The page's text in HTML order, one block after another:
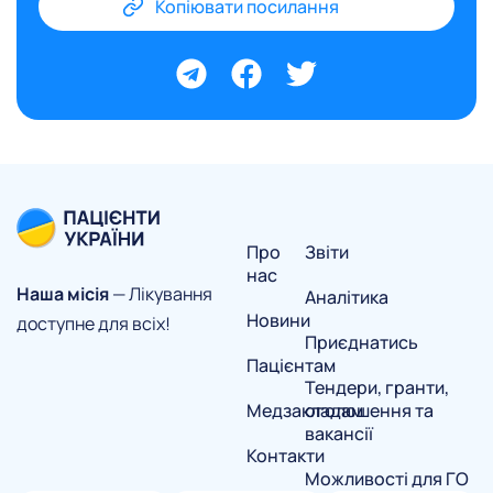
Копіювати посилання
Наша місія— Лікування
доступне для всіх!
Про
нас
Новини
Пацієнтам
Медзакладам
Контакти
Звіти
Аналітика
Приєднатись
Тендери, гранти,
оголошення та
вакансії
Можливості для ГО